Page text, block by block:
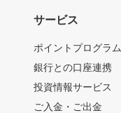
サービス
ポイントプログラム
銀行との口座連携
投資情報サービス
ご入金・ご出金